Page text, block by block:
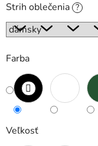
Strih oblečenia ?
Farba
Veľkosť